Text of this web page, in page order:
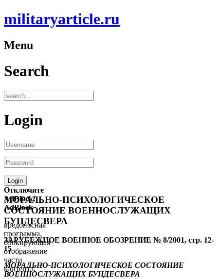
militaryarticle.ru
Menu
Search
Login
Отключите
AdBlock!
AdBlock
—
вредоносная
программа,
блокирующая
отображение
части
контента.
МОРАЛЬНО-ПСИХОЛОГИЧЕСКОЕ
СОСТОЯНИЕ ВОЕННОСЛУЖАЩИХ
БУНДЕСВЕРА
ЗАРУБЕЖНОЕ ВОЕННОЕ ОБОЗРЕНИЕ № 8/2001, стр. 12-
15
МОРАЛЬНО-ПСИХОЛОГИЧЕСКОЕ СОСТОЯНИЕ
ВОЕННОСЛУЖАЩИХ БУНДЕСВЕРА